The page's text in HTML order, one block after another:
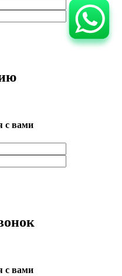
с вами
с вами